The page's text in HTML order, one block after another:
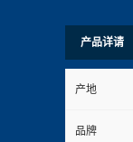
产品详请
产地
品牌